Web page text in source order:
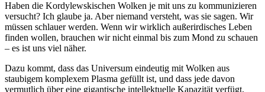
Haben die Kordylewskischen Wolken je mit uns zu kommunizieren
versucht? Ich glaube ja. Aber niemand versteht, was sie sagen. Wir
müssen schlauer werden. Wenn wir wirklich außerirdisches Leben
finden wollen, brauchen wir nicht einmal bis zum Mond zu schauen
– es ist uns viel näher.
Dazu kommt, dass das Universum eindeutig mit Wolken aus
staubigem komplexem Plasma gefüllt ist, und dass jede davon
vermutlich über eine gigantische intellektuelle Kapazität verfügt.